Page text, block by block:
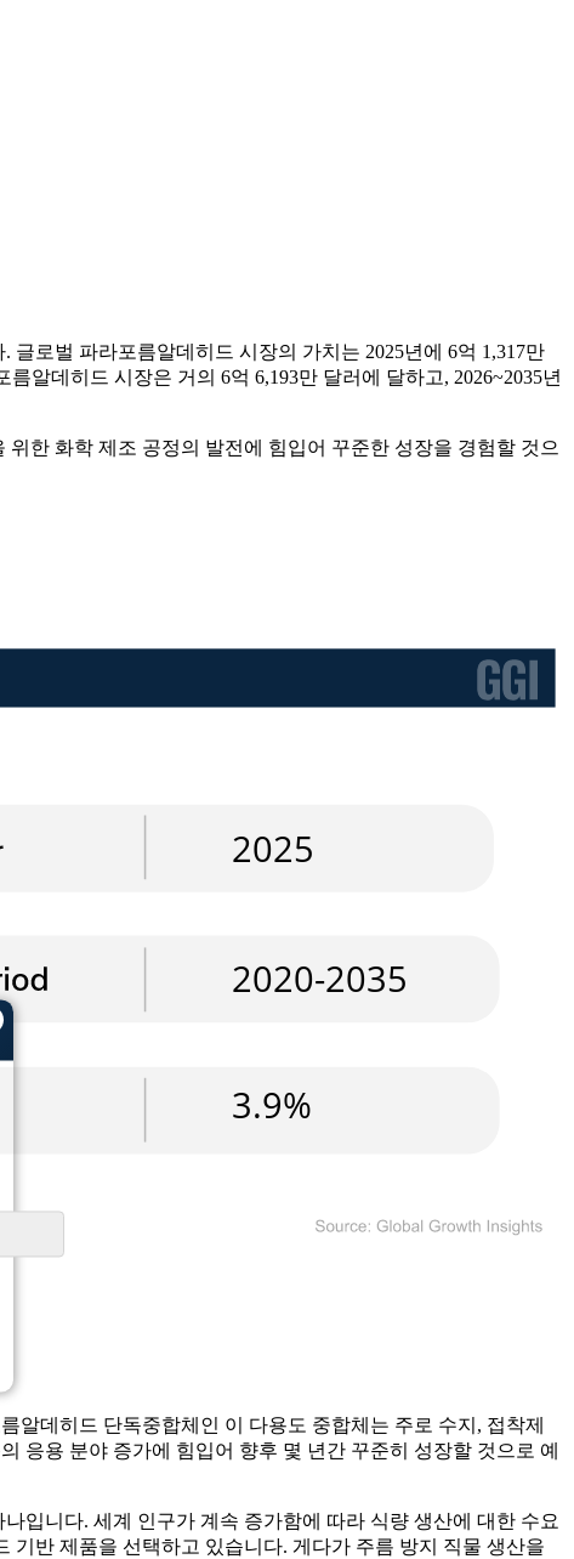
로벌 파라포름알데히드 시장의 가치는 2025년에 6억 1,317만
알데히드 시장은 거의 6억 6,193만 달러에 달하고, 2026~2035년
한 화학 제조 공정의 발전에 힘입어 꾸준한 성장을 경험할 것으
알데히드 단독중합체인 이 다용도 중합체는 주로 수지, 접착제
응용 분야 증가에 힘입어 향후 몇 년간 꾸준히 성장할 것으로 예
입니다. 세계 인구가 계속 증가함에 따라 식량 생산에 대한 수요
반 제품을 선택하고 있습니다. 게다가 주름 방지 직물 생산을